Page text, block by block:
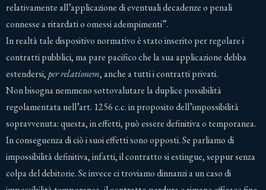
relativamente all’applicazione di eventuali decadenze o penali
connesse a ritardati o omessi adempimenti”.
In realtà tale dispositivo normativo è stato inserito per regolare i
contratti pubblici, ma pare pacifico che la sua applicazione debba
estendersi,per relationem, anche a tutti i contratti privati.
Non bisogna nemmeno sottovalutare la duplice possibilità
regolamentata nell’art. 1256 c.c. in proposito dell’impossibilità
sopravvenuta: questa, in effetti, può essere definitiva o temporanea.
In conseguenza di ciò i suoi effetti sono opposti. Se parliamo di
impossibilità definitiva, infatti, il contratto si estingue, seppur senza
colpa del debitorie. Se invece ci troviamo dinnanzi a un caso di